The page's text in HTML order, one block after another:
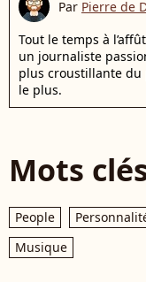
Par Pierre de
Tout le temps à
un journaliste
plus croustillante
le plus.
Mots
People
Musique